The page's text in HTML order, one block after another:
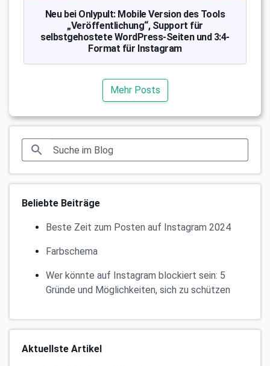
Neu bei Onlypult: Mobile Version des Tools
„Veröffentlichung“, Support für
selbstgehostete WordPress-Seiten und 3:4-
Format für Instagram
Mehr Posts
Beliebte Beiträge
Beste Zeit zum Posten auf Instagram 2024
Farbschema
Wer könnte auf Instagram blockiert sein: 5
Gründe und Möglichkeiten, sich zu schützen
Aktuellste Artikel